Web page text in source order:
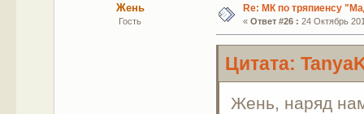
Жень
Гость
Re: МК по тряпиенсу
« Ответ #26 : 24 Октябрь
Цитата:
Жень, наряд